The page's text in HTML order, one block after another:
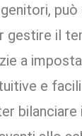
gestire il
a
e